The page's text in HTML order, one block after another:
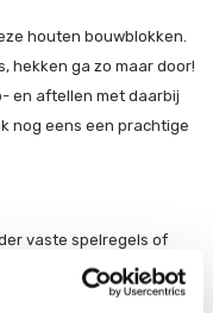
houten bouwblokken.
hekken ga zo maar door!
en aftellen met daarbij
nog eens een prachtige
vaste spelregels of
kan spelen. De losse
van je kind.